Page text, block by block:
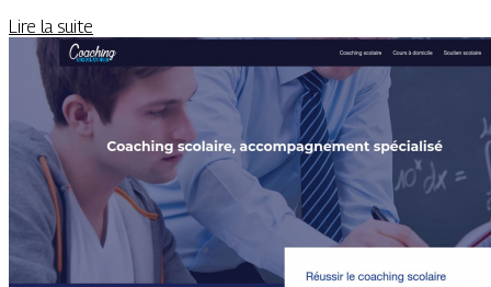
Lire la suite